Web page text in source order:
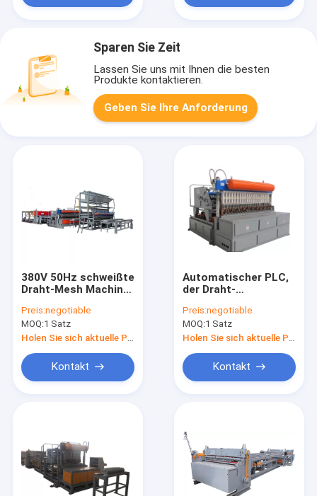
Sparen Sie Zeit
Lassen Sie uns mit Ihnen die besten
Produkte kontaktieren.
Geben Sie Ihre Anforderung
380V 50Hz schweißte
Draht-Mesh Machine
Building-Rollen
Preis:negotiable
MOQ:1 Satz
Kontakt
Automatischer PLC,
der Draht-
industrielles
galvanisiert einzäunt
Preis:negotiable
MOQ:1 Satz
Kontakt